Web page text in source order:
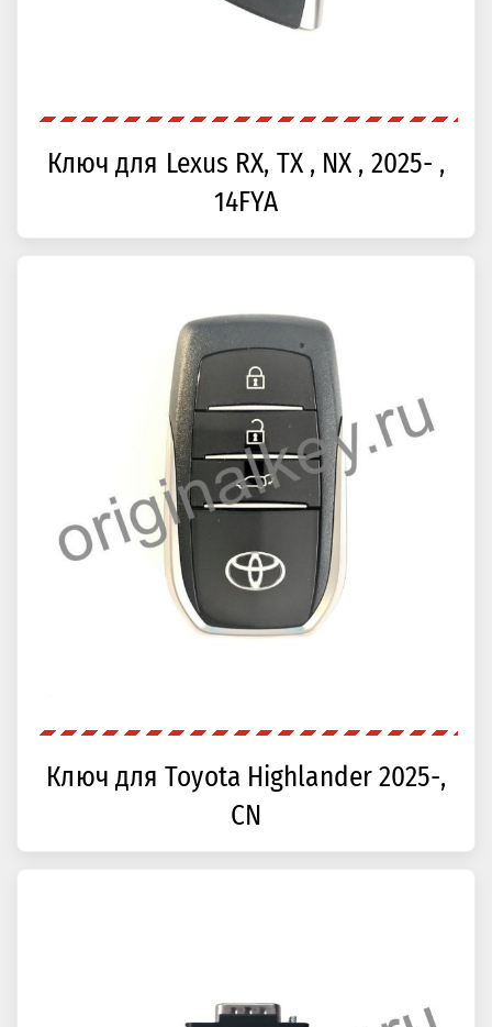
Ключ для Lexus RX, TX , NX , 2025- ,
14FYA
Ключ для Toyota Highlander 2025-,
CN